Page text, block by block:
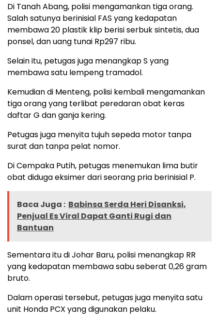
Di Tanah Abang, polisi mengamankan tiga orang.
Salah satunya berinisial FAS yang kedapatan
membawa 20 plastik klip berisi serbuk sintetis, dua
ponsel, dan uang tunai Rp297 ribu.
Selain itu, petugas juga menangkap S yang
membawa satu lempeng tramadol.
Kemudian di Menteng, polisi kembali mengamankan
tiga orang yang terlibat peredaran obat keras
daftar G dan ganja kering.
Petugas juga menyita tujuh sepeda motor tanpa
surat dan tanpa pelat nomor.
Di Cempaka Putih, petugas menemukan lima butir
obat diduga eksimer dari seorang pria berinisial P.
Baca Juga : Babinsa Serda Heri Disanksi,
Penjual Es Viral Dapat Ganti Rugi dan
Bantuan
Sementara itu di Johar Baru, polisi menangkap RR
yang kedapatan membawa sabu seberat 0,26 gram
bruto.
Dalam operasi tersebut, petugas juga menyita satu
unit Honda PCX yang digunakan pelaku.